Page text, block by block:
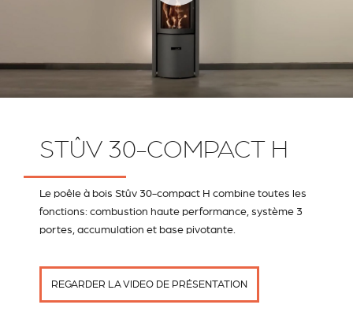
STÛV 30-COMPACT H
Le poêle à bois Stûv 30-compact H combine toutes les
fonctions: combustion haute performance, système 3
portes, accumulation et base pivotante.
REGARDER LA VIDEO DE PRÉSENTATION